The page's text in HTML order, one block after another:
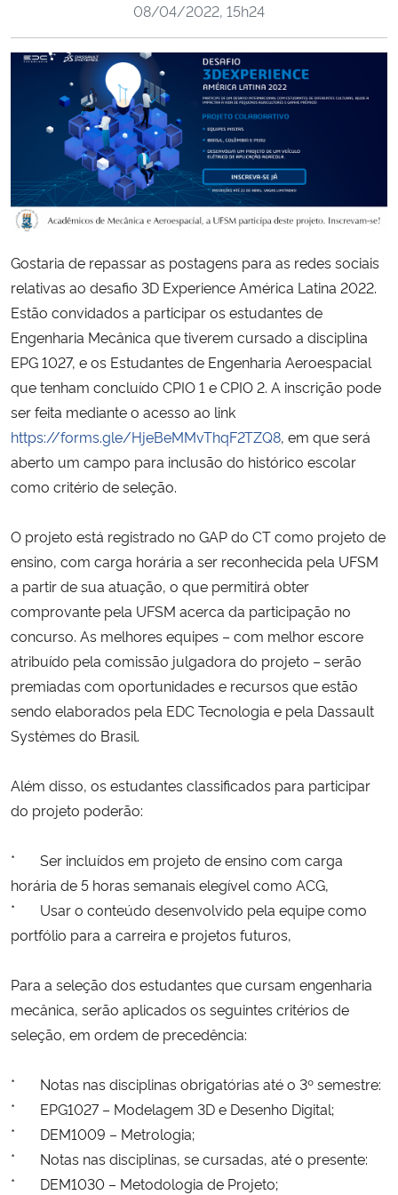
Ministério da Saúde
Ministério de Minas e Energia
Ministério da Ciência, Tecnologia, Inovações e Comunicações
Ministério do Meio Ambiente
Ministério do Desenvolvimento Regional
Controladoria-Geral da União
Ministério da Mulher, da Família e dos Direitos Humanos
Secretaria-Geral
Secretaria de Governo
Gabinete de Segurança Institucional
Advocacia-Geral da União
08/04/2022, 15h24
Gostaria de repassar as postagens para as redes sociais
relativas ao desafio 3D Experience América Latina 2022.
Estão convidados a participar os estudantes de
Engenharia Mecânica que tiverem cursado a disciplina
EPG 1027, e os Estudantes de Engenharia Aeroespacial
que tenham concluído CPIO 1 e CPIO 2. A inscrição pode
ser feita mediante o acesso ao link
https://forms.gle/HjeBeMMvThqF2TZQ8, em que será
aberto um campo para inclusão do histórico escolar
como critério de seleção.
O projeto está registrado no GAP do CT como projeto de
ensino, com carga horária a ser reconhecida pela UFSM
a partir de sua atuação, o que permitirá obter
comprovante pela UFSM acerca da participação no
concurso. As melhores equipes – com melhor escore
atribuído pela comissão julgadora do projeto – serão
premiadas com oportunidades e recursos que estão
sendo elaborados pela EDC Tecnologia e pela Dassault
Systèmes do Brasil.
Além disso, os estudantes classificados para participar
do projeto poderão:
* Ser incluídos em projeto de ensino com carga
horária de 5 horas semanais elegível como ACG,
* Usar o conteúdo desenvolvido pela equipe como
portfólio para a carreira e projetos futuros,
Para a seleção dos estudantes que cursam engenharia
mecânica, serão aplicados os seguintes critérios de
seleção, em ordem de precedência:
* Notas nas disciplinas obrigatórias até o 3º semestre:
* EPG1027 – Modelagem 3D e Desenho Digital;
* DEM1009 – Metrologia;
* Notas nas disciplinas, se cursadas, até o presente:
* DEM1030 – Metodologia de Projeto;